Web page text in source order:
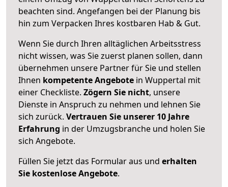
beachten sind. Angefangen bei der Planung bis
hin zum Verpacken Ihres kostbaren Hab & Gut.
Wenn Sie durch Ihren alltäglichen Arbeitsstress
nicht wissen, was Sie zuerst planen sollen, dann
übernehmen unsere Partner für Sie und stellen
Ihnen kompetente Angebote in Wuppertal mit
einer Checkliste. Zögern Sie nicht, unsere
Dienste in Anspruch zu nehmen und lehnen Sie
sich zurück. Vertrauen Sie unserer 10 Jahre
Erfahrung in der Umzugsbranche und holen Sie
sich Angebote.
Füllen Sie jetzt das Formular aus und erhalten
Sie kostenlose Angebote.